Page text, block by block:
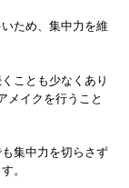
ため、集中力を維
ことも少なくあり
メイクを行うこと
集中力を切らさず
。